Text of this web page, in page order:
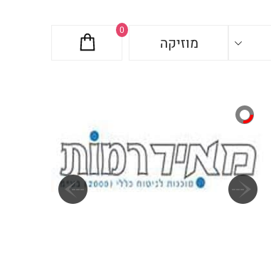
0
מוזיקה